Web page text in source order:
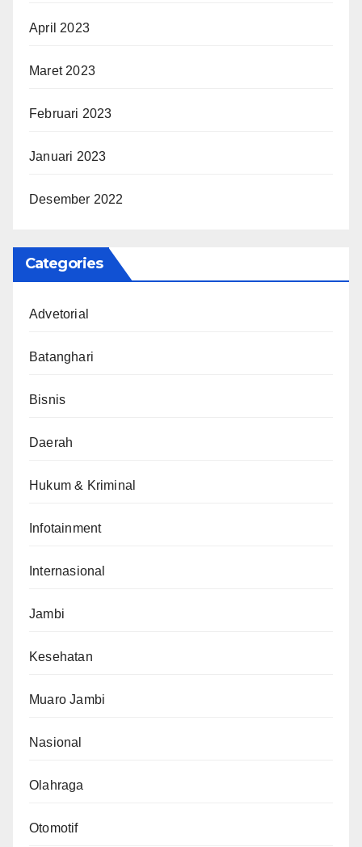
April 2023
Maret 2023
Februari 2023
Januari 2023
Desember 2022
Categories
Advetorial
Batanghari
Bisnis
Daerah
Hukum & Kriminal
Infotainment
Internasional
Jambi
Kesehatan
Muaro Jambi
Nasional
Olahraga
Otomotif